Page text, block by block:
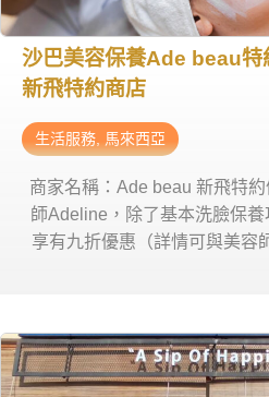
沙巴美容保養Ade beau特約 | 馬來西亞
新飛特約商店
生活服務, 馬來西亞
商家名稱：Ade beau 新飛特
師Adeline，除了基本洗臉保
享有九折優惠（詳情可與美容
QUAY, OFF, JALAN FUAD
Kinabalu, Sabah,